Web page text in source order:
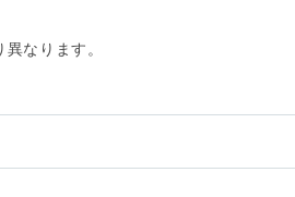
なります。